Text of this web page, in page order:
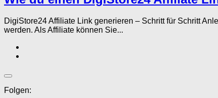
DigiStore24 Affiliate Link generieren – Schritt für Schritt
werden. Als Affiliate können Sie...
Folgen: